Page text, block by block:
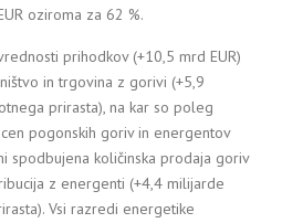
oziroma za 62 %.
prihodkov (+10,5 mrd EUR)
in trgovina z gorivi (+5,9
prirasta), na kar so poleg
pogonskih goriv in energentov
spodbujena količinska prodaja goriv
z energenti (+4,4 milijarde
Vsi razredi energetike